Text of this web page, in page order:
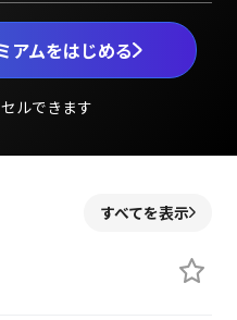
アムをはじめる
ルできます
すべてを表示